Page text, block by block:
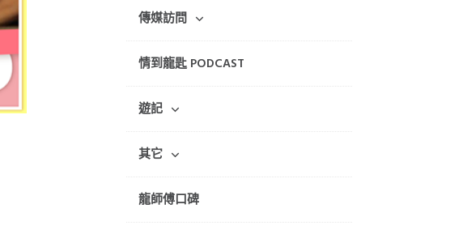
傳媒訪問
情到龍匙 PODCAST
遊記
其它
龍師傅口碑